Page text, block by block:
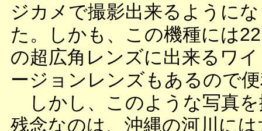
ジカメで撮影出来るように
た。しかも、この機種には
の超広角レンズに出来るワ
ージョンレンズもあるので
しかし、このような写真を
残念なのは、沖縄の河川に